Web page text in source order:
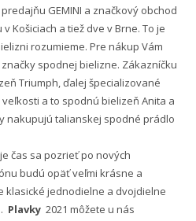
GEMINI a značkový obchod
Košiciach a tiež dve v Brne. To je
rozumieme. Pre nákup Vám
spodnej bielizne. Zákazníčku
Triumph, ďalej špecializované
a to spodnú bielizeň Anita a
nakupujú talianskej spodné prádlo
čas sa pozrieť po nových
budú opäť veľmi krásne a
klasické jednodielne a dvojdielne
Plavky 2021 môžete u nás